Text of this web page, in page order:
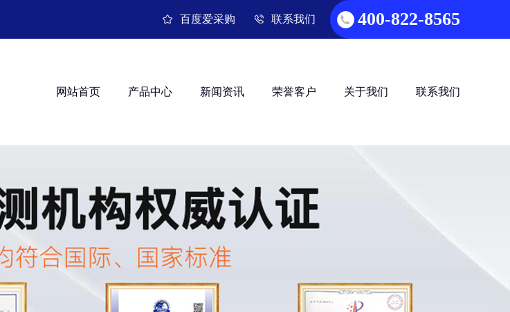
百度爱采购 联系我们 400-822-8565
网站首页 产品中心 新闻资讯 荣誉客户 关于我们 联系我们